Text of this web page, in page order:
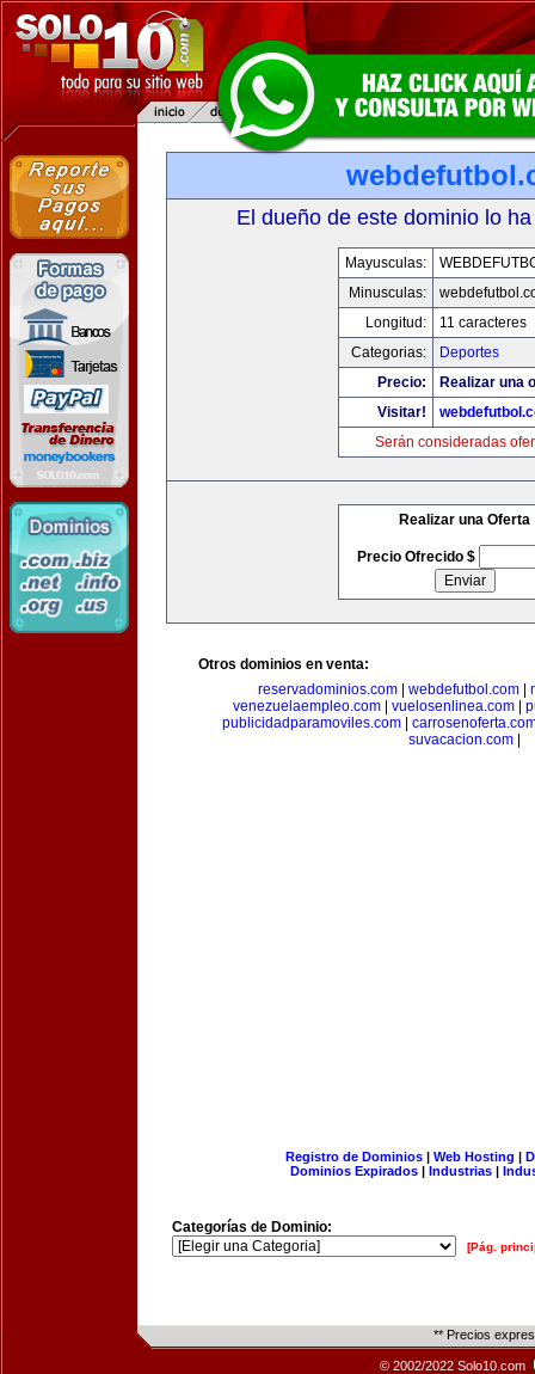
El dueño de este dominio lo
Mayusculas:
Minusculas:
Longitud:
11 caracteres
Categorias:
Deportes
Precio:
Realizar una
Visitar!
Serán consideradas
Realizar una Oferta
Precio Ofrecido $
Otros dominios en venta:
reservadominios.com
webdefutbol.com
venezuelaempleo.com
vuelosenlinea.com
publicidadparamoviles.com
suvacacion.com
Registro de Dominios| Web Hosting |
Dominios Expirados | Industrias |
Categorías de Dominio:
[Pág.
** Precios
© 2002/2022 Solo10.com